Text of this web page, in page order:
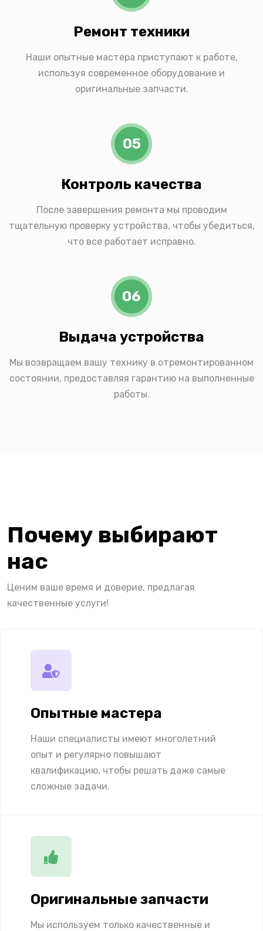
Ремонт техники
Наши опытные мастера приступают к работе,
используя современное оборудование и
оригинальные запчасти.
05
Контроль качества
После завершения ремонта мы проводим
тщательную проверку устройства, чтобы убедиться,
что все работает исправно.
06
Выдача устройства
Мы возвращаем вашу технику в отремонтированном
состоянии, предоставляя гарантию на выполненные
работы.
Почему выбирают
нас
Ценим ваше время и доверие, предлагая
качественные услуги!
Опытные мастера
Наши специалисты имеют многолетний
опыт и регулярно повышают
квалификацию, чтобы решать даже самые
сложные задачи.
Оригинальные запчасти
Мы используем только качественные и